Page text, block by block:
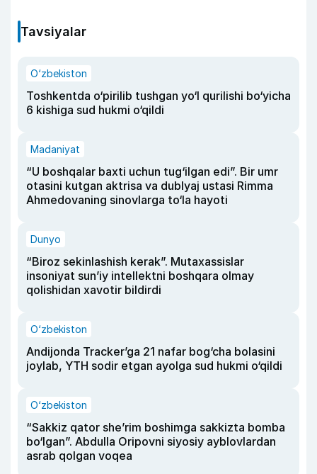
Tavsiyalar
O‘zbekiston
Toshkentda o‘pirilib tushgan yo‘l qurilishi bo‘yicha
6 kishiga sud hukmi o‘qildi
Madaniyat
“U boshqalar baxti uchun tug‘ilgan edi”. Bir umr
otasini kutgan aktrisa va dublyaj ustasi Rimma
Ahmedovaning sinovlarga to‘la hayoti
Dunyo
“Biroz sekinlashish kerak”. Mutaxassislar
insoniyat sun’iy intellektni boshqara olmay
qolishidan xavotir bildirdi
O‘zbekiston
Andijonda Tracker’ga 21 nafar bog‘cha bolasini
joylab, YTH sodir etgan ayolga sud hukmi o‘qildi
O‘zbekiston
“Sakkiz qator she’rim boshimga sakkizta bomba
bo‘lgan”. Abdulla Oripovni siyosiy ayblovlardan
asrab qolgan voqea